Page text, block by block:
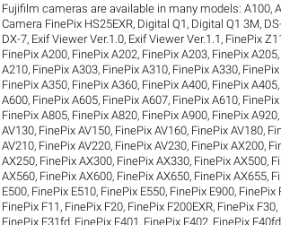
Fujifilm cameras are available in many models:A100,
Camera FinePix HS25EXR, Digital Q1 , Digital Q1 3M,
DX-7, Exif Viewer Ver.1.0, Exif Viewer Ver.1.1 , FinePix
FinePix A200, FinePix A202, FinePix A203, FinePix A205,
A210, FinePix A303, FinePix A310, FinePix A330,
FinePix A350, FinePix A360, FinePix A400, FinePix A405,
A600, FinePix A605, FinePix A607, FinePix A610,
FinePix A805, FinePix A820, FinePix A900, FinePix A920,
AV130, FinePix AV150, FinePix AV160, FinePix AV180,
AV210, FinePix AV220, FinePix AV230, FinePix AX200,
AX250, FinePix AX300, FinePix AX330, FinePix AX500,
AX560, FinePix AX600, FinePix AX650, FinePix AX655,
E500, FinePix E510, FinePix E550, FinePix E900, FinePix
FinePix F11 , FinePix F20, FinePix F200EXR, FinePix F30,
FinePix F31fd, FinePix F401 , FinePix F402, FinePix F40fd